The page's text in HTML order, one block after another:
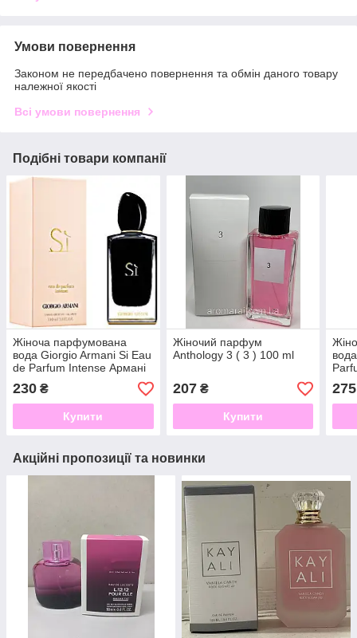
Умови повернення
Законом не передбачено повернення та обмін даного товару
належної якості
Всі умови повернення
Подібні товари компанії
Жіноча парфумована
вода Giorgio Armani Si Eau
de Parfum Intense Армані
про де парфум інтенс 100
мл
230 ₴
Купити
Жіночий парфум
Anthology 3 ( 3 ) 100 ml
207₴
Купити
)
275
Акційні пропозиції та новинки